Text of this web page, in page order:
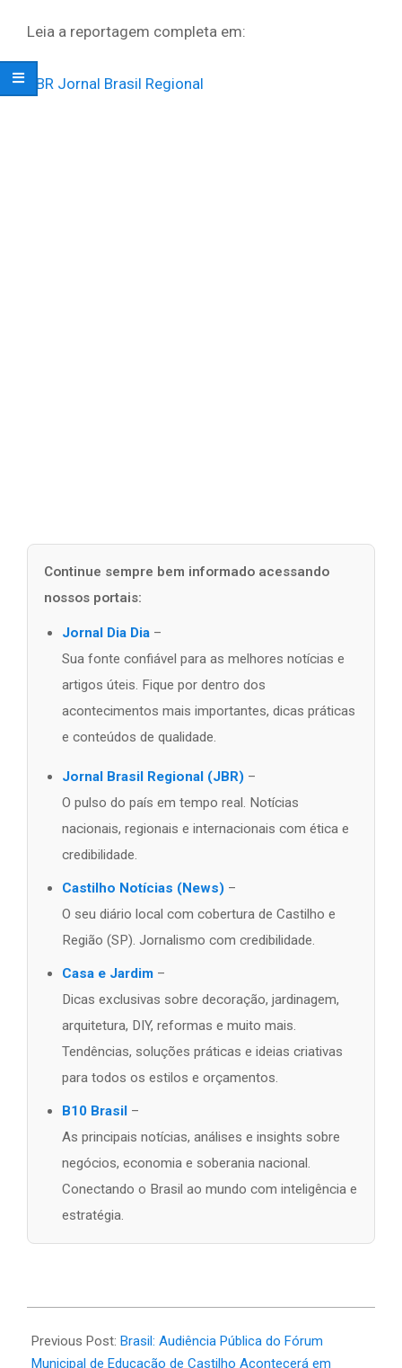
Leia a reportagem completa em:
JBR Jornal Brasil Regional
Continue sempre bem informado acessando
nossos portais:
Jornal Dia Dia –
Sua fonte confiável para as melhores notícias e
artigos úteis. Fique por dentro dos
acontecimentos mais importantes, dicas práticas
e conteúdos de qualidade.
Jornal Brasil Regional (JBR) –
O pulso do país em tempo real. Notícias
nacionais, regionais e internacionais com ética e
credibilidade.
Castilho Notícias (News) –
O seu diário local com cobertura de Castilho e
Região (SP). Jornalismo com credibilidade.
Casa e Jardim –
Dicas exclusivas sobre decoração, jardinagem,
arquitetura, DIY, reformas e muito mais.
Tendências, soluções práticas e ideias criativas
para todos os estilos e orçamentos.
B10 Brasil –
As principais notícias, análises e insights sobre
negócios, economia e soberania nacional.
Conectando o Brasil ao mundo com inteligência e
estratégia.
06-
02
Previous Post: Brasil: Audiência Pública do Fórum
Municipal de Educação de Castilho Acontecerá em